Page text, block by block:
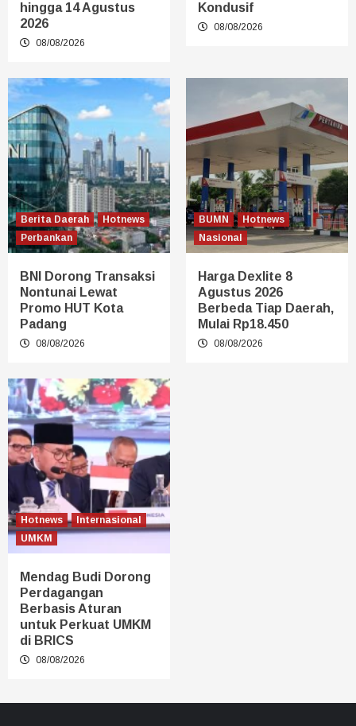
hingga 14 Agustus
2026
08/08/2026
Kondusif
08/08/2026
Berita Daerah
Hotnews
Perbankan
BNI Dorong Transaksi
Nontunai Lewat
Promo HUT Kota
Padang
08/08/2026
BUMN
Hotnews
Nasional
Harga Dexlite 8
Agustus 2026
Berbeda Tiap Daerah,
Mulai Rp18.450
08/08/2026
Hotnews
Internasional
UMKM
Mendag Budi Dorong
Perdagangan
Berbasis Aturan
untuk Perkuat UMKM
di BRICS
08/08/2026